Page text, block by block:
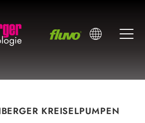
KREISELPUMPEN